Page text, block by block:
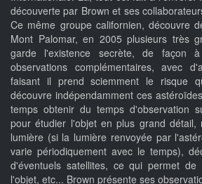
découverte par Brown et ses
Ce même groupe californien, découvre
Mont Palomar, en 2005 plusieurs très
garde l'existence secrète, de façon
observations complémentaires, avec
faisant il prend sciemment le risque
découvre indépendamment ces
temps obtenir du temps d'observation
pour étudier l'objet en plus grand détail,
lumière (si la lumière renvoyée par
varie périodiquement avec le temps),
d'éventuels satellites, ce qui permet
l'objet, etc... Brown présente ses